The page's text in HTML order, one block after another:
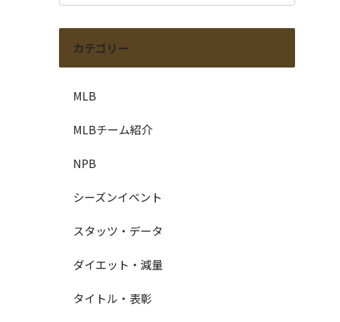
カテゴリー
MLB
MLBチーム紹介
NPB
シーズンイベント
スタッツ・データ
ダイエット・減量
タイトル・表彰